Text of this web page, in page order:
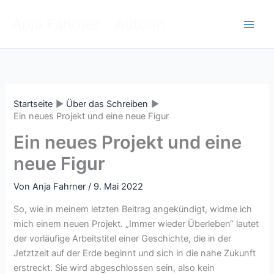
Startseite
Über das Schreiben
Ein neues Projekt und eine neue Figur
Ein neues Projekt und eine
neue Figur
VonAnja Fahrner/ 9. Mai 2022
So, wie in meinem letzten Beitrag angekündigt, widme ich
mich einem neuen Projekt. „Immer wieder Überleben“ lautet
der vorläufige Arbeitstitel einer Geschichte, die in der
Jetztzeit auf der Erde beginnt und sich in die nahe Zukunft
erstreckt. Sie wird abgeschlossen sein, also kein